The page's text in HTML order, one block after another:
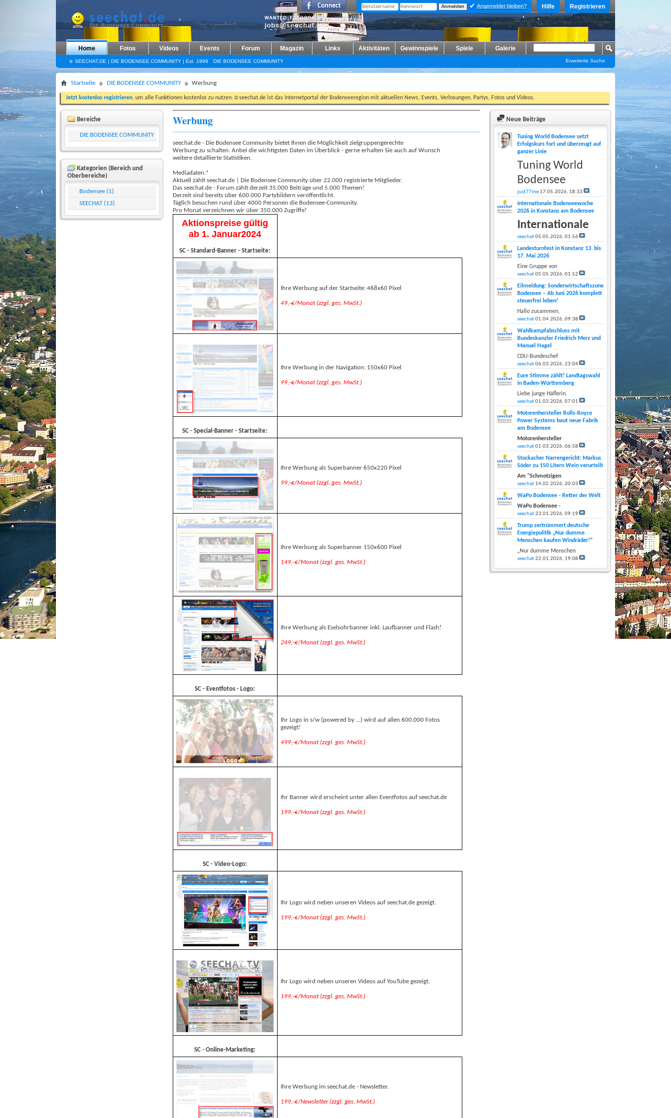
Registrieren
Hilfe
Angemeldet bleiben?
Home
☺ SEECHAT.DE | DIE BODENSEE.COMMUNITY | Est. 1999 DIE BODENSEE COMMUNITY
Fotos Videos Events Forum Magazin Links Aktivitäten Gewinnspiele Spiele Galerie
Erweiterte Suche
Startseite DIE BODENSEE COMMUNITY Werbung
Jetzt kostenlos registrieren, um alle Funktionen kostenlos zu nutzen.☺seechat.de ist das Internetportal der Bodenseeregion mit aktuellen News, Events, Verlosungen, Partys, Fotos und Videos.
Bereiche
DIE BODENSEE COMMUNITY
Kategorien (Bereich und
Oberbereiche)
Bodensee (1)
SEECHAT (13)
Werbung
seechat.de - Die Bodensee Community bietet Ihnen die Möglichkeit zielgruppengerechte
Werbung zu schalten. Anbei die wichtigsten Daten im Überblick - gerne erhalten Sie auch auf Wunsch
weitere detaillierte Statistiken.
Mediadaten:*
Aktuell zählt seechat.de | Die Bodensee Community über 22.000 registrierte Mitglieder.
Das seechat.de - Forum zählt derzeit 35.000 Beiträge und 5.000 Themen!
Derzeit sind bereits über 600.000 Partybildern veröffentlicht.
Täglich besuchen rund über 4000 Personen die Bodensee-Community.
Pro Monat verzeichnen wir über 350.000 Zugriffe!
Aktionspreise gültig
ab 1. Januar2024
SC - Standard-Banner - Startseite:
Ihre Werbung auf der Startseite: 468x60 Pixel
49,-€/Monat (zzgl. ges. MwSt.)
Ihre Werbung in der Navigation: 150x60 Pixel
99,-€/Monat (zzgl. ges. MwSt.)
SC - Special-Banner - Startseite:
Ihre Werbung als Superbanner 650x220 Pixel
99,-€/Monat (zzgl. ges. MwSt.)
Ihre Werbung als Superbanner 150x600 Pixel
149,-€/Monat (zzgl. ges. MwSt.)
Ihre Werbung als Eselsohrbanner inkl. Laufbanner und Flash!
249,-€/Monat (zzgl. ges. MwSt.)
SC - Eventfotos - Logo:
Ihr Logo in s/w (powered by ...) wird auf allen 600.000 Fotos
gezeigt!
499,-€/Monat (zzgl. ges. MwSt.)
Ihr Banner wird erscheint unter allen Eventfotos auf seechat.de
199,-€/Monat (zzgl. ges. MwSt.)
SC - Video-Logo:
Ihr Logo wird neben unseren Videos auf seechat.de gezeigt.
199,-€/Monat (zzgl. ges. MwSt.)
Ihr Logo wird neben unseren Videos auf YouTube gezeigt.
199,-€/Monat (zzgl. ges. MwSt.)
SC - Online-Marketing:
Ihre Werbung im seechat.de - Newsletter.
199,-€/Newsletter (zzgl. ges. MwSt.)
Neue Beiträge
Tuning World Bodensee setzt
Erfolgskurs fort und überzeugt auf
ganzer Linie
Tuning World
Bodensee
just77me 17.05.2026, 18:33
Internationale Bodenseewoche
2026 in Konstanz am Bodensee
Internationale
seechat05.05.2026,01:56
Landesturnfest in Konstanz 13. bis
17. Mai 2026
Eine Gruppe von
seechat05.05.2026,01:52
Eilmeldung: Sonderwirtschaftszone
Bodensee – Ab Juni 2026 komplett
steuerfrei leben!
Hallo zusammen,
seechat01.04.2026,09:38
Wahlkampfabschluss mit
Bundeskanzler Friedrich Merz und
Manuel Hagel
CDU-Bundeschef
seechat06.03.2026,23:04
Eure Stimme zählt! Landtagswahl
in Baden-Württemberg
Liebe junge Häflerin,
seechat01.03.2026,07:01
Motorenhersteller Rolls-Royce
Power Systems baut neue Fabrik
am Bodensee
Motorenhersteller
seechat01.03.2026,06:58
Stockacher Narrengericht: Markus
Söder zu 150 Litern Wein verurteilt
Am "Schmotzigen
seechat 14.02.2026,20:03
WaPo Bodensee - Retter der Welt
WaPo Bodensee -
seechat23.01.2026,09:19
Trump zertrümmert deutsche
Energiepolitik „Nur dumme
Menschen kaufen Windräder!“
„Nur dumme Menschen
seechat22.01.2026, 19:08